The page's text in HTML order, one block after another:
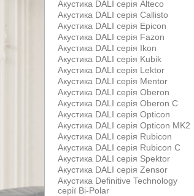
Акустика DALI серія Alteco
Акустика DALI серія Callisto
Акустика DALI серія Epicon
Акустика DALI серія Fazon
Акустика DALI серія Ikon
Акустика DALI серія Kubik
Акустика DALI серія Lektor
Акустика DALI серія Mentor
Акустика DALI серія Oberon
Акустика DALI серія Oberon С
Акустика DALI серія Opticon
Акустика DALI серія Opticon MK2
Акустика DALI серія Rubicon
Акустика DALI серія Rubicon С
Акустика DALI серія Spektor
Акустика DALI серія Zensor
Акустика Definitive Technology
серії Bi-Polar